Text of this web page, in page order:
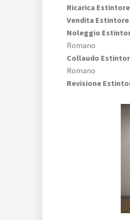
Ricarica
Vendita
Noleggio
Romano
Collaudo
Romano
Revisione